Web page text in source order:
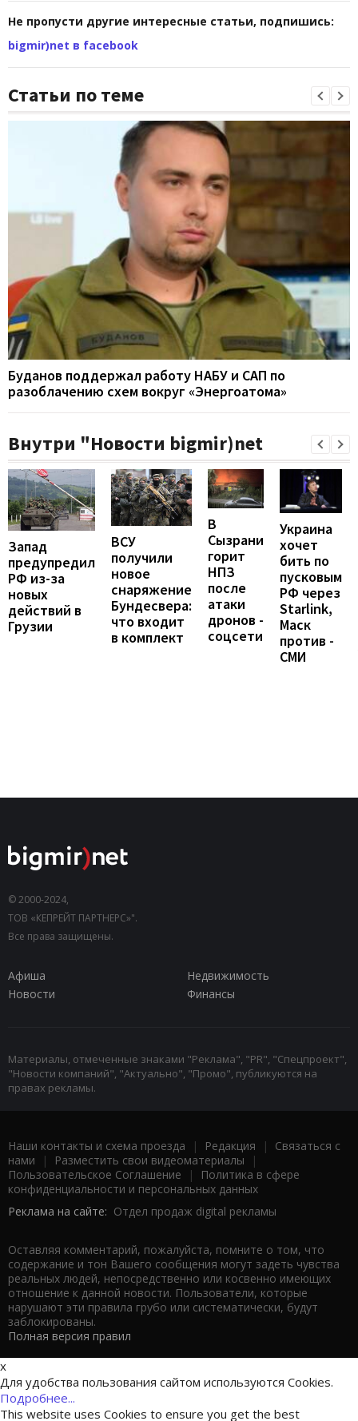
Не пропусти другие интересные статьи, подпишись:
bigmir)net в facebook
Статьи по теме
Буданов поддержал работу НАБУ и САП по
разоблачению схем вокруг «Энергоатома»
Внутри "Новости bigmir)net
Запад
предупредил
РФ из-за
новых
действий в
Грузии
ВСУ
получили
новое
снаряжение
Бундесвера:
что входит
в комплект
В
Сызрани
горит
НПЗ
после
атаки
дронов -
соцсети
Украина
хочет
бить по
пусковым
РФ через
Starlink,
Маск
против -
СМИ
© 2000-2024,
ТОВ «КЕПРЕЙТ ПАРТНЕРС»".
Все права защищены.
Афиша
Недвижимость
Новости
Финансы
Материалы, отмеченные знаками "Реклама", "PR", "Спецпроект",
"Новости компаний", "Актуально", "Промо", публикуются на
правах рекламы.
Наши контакты и схема проезда | Редакция | Связаться с
нами | Разместить свои видеоматериалы |
Пользовательское Соглашение |
Политика в сфере
конфиденциальности и персональных данных
Реклама на сайте: Отдел продаж digital рекламы
Оставляя комментарий, пожалуйста, помните о том, что
содержание и тон Вашего сообщения могут задеть чувства
реальных людей, непосредственно или косвенно имеющих
отношение к данной новости. Пользователи, которые
нарушают эти правила грубо или систематически, будут
заблокированы.
Полная версия правил
x
Для удобства пользования сайтом используются Cookies.
Подробнее...
This website uses Cookies to ensure you get the best